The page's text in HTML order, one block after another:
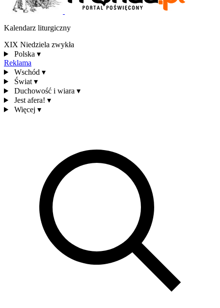
Kalendarz liturgiczny
XIX Niedziela zwykła
Polska ▾
Reklama
Wschód ▾
Świat ▾
Duchowość i wiara ▾
Jest afera! ▾
Więcej ▾